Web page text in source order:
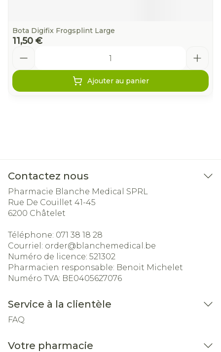
Bota Digifix Frogsplint Large
11,50 €
Ajouter au panier
Contactez nous
Pharmacie Blanche Medical SPRL
Rue De Couillet 41-45
6200 Châtelet
Téléphone: 071 38 18 28
Courriel: order@blanchemedical.be
Numéro de licence: 521302
Pharmacien responsable: Benoit Michelet
Numéro TVA: BE0405627076
Service à la clientèle
FAQ
Votre pharmacie